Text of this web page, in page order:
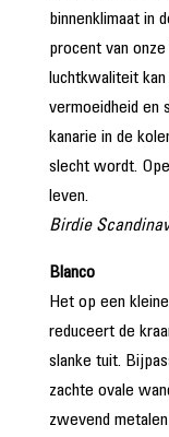
binnenklimaat in
procent van
luchtkwaliteit
vermoeidheid en
kanarie in de
slecht wordt.
leven.
Birdie
Blanco
Het op een
reduceert de
slanke tuit.
zachte ovale
zwevend